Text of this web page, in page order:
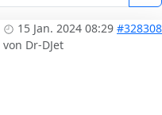
16.5. Erlangen, D-, KA-,
15 Jan. 2024 08:29 #328308
von Dr-DJet